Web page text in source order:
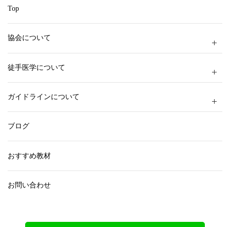
Top
協会について
徒手医学について
ガイドラインについて
ブログ
おすすめ教材
お問い合わせ